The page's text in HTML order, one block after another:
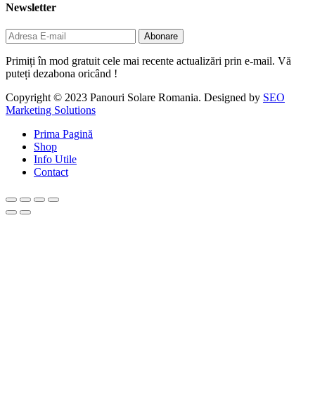
Newsletter
Primițiîn mod gratuit cele mai recente actualizări prin e-mail. Vă
puteți dezabona oricând !
Copyright © 2023 Panouri Solare Romania. Designed by SEO
Marketing Solutions
Prima Pagină
Shop
Info Utile
Contact